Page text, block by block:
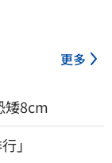
更多
矮8cm
」